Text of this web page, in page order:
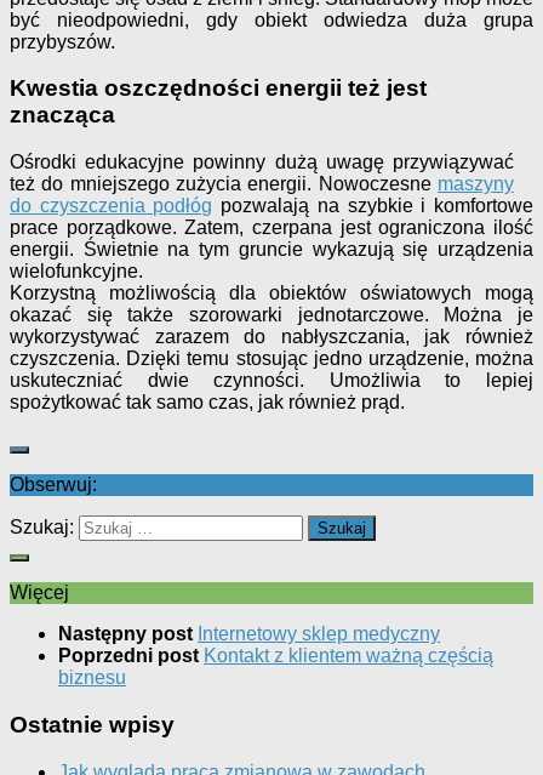
być nieodpowiedni, gdy obiekt odwiedza duża grupa
przybyszów.
Kwestia oszczędności energii też jest
znacząca
Ośrodki edukacyjne powinny dużą uwagę przywiązywać
też do mniejszego zużycia energii. Nowoczesne maszyny
do czyszczenia podłóg pozwalają na szybkie i komfortowe
prace porządkowe. Zatem, czerpana jest ograniczona ilość
energii. Świetnie na tym gruncie wykazują się urządzenia
wielofunkcyjne.
Korzystną możliwością dla obiektów oświatowych mogą
okazać się także szorowarki jednotarczowe. Można je
wykorzystywać zarazem do nabłyszczania, jak również
czyszczenia. Dzięki temu stosując jedno urządzenie, można
uskuteczniać dwie czynności. Umożliwia to lepiej
spożytkować tak samo czas, jak również prąd.
Obserwuj:
Szukaj:
Więcej
Następny post Internetowy sklep medyczny
Poprzedni post Kontakt z klientem ważną częścią
biznesu
Ostatnie wpisy